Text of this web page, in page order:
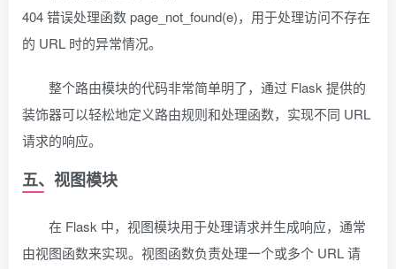
404 错误处理函数 page_not_found(e)，用于处理访问不存在
的 URL 时的异常情况。
整个路由模块的代码非常简单明了，通过 Flask 提供的
装饰器可以轻松地定义路由规则和处理函数，实现不同 URL
请求的响应。
五、视图模块
在 Flask 中，视图模块用于处理请求并生成响应，通常
由视图函数来实现。视图函数负责处理一个或多个 URL 请